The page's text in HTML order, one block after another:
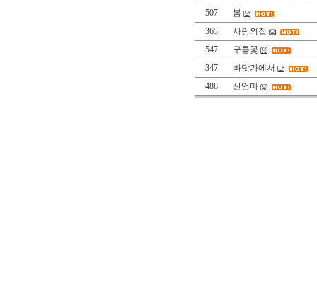
507
봄
365
사랑의집
547
구름꽃
347
바닷가에서
488
산엄마